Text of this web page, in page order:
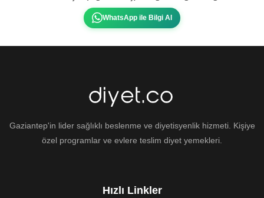
WhatsApp ile Bilgi Al
Gaziantep'in lider sağlıklı beslenme ve diyetisyenlik hizmeti. Kişiye
özel programlar ve evlere teslim diyet yemekleri.
Hızlı Linkler